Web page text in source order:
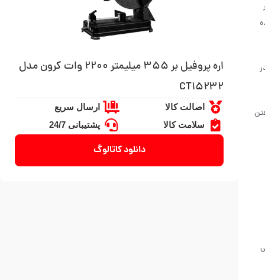
اره پروفیل بر ۳۵۵ میلیمتر ۲۲۰۰ وات کرون مدل
CT۱۵۲۳۲
اصالت کالا
ارسال سریع
سلامت کالا
پشتیبانی 24/7
دانلود کاتالوگ